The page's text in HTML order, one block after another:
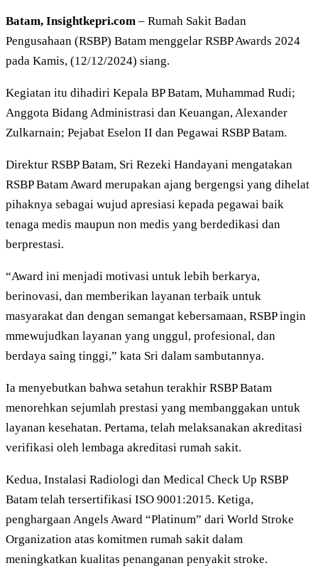
Batam, Insightkepri.com – Rumah Sakit Badan
Pengusahaan (RSBP) Batam menggelar RSBP Awards 2024
pada Kamis, (12/12/2024) siang.
Kegiatan itu dihadiri Kepala BP Batam, Muhammad Rudi;
Anggota Bidang Administrasi dan Keuangan, Alexander
Zulkarnain; Pejabat Eselon II dan Pegawai RSBP Batam.
Direktur RSBP Batam, Sri Rezeki Handayani mengatakan
RSBP Batam Award merupakan ajang bergengsi yang dihelat
pihaknya sebagai wujud apresiasi kepada pegawai baik
tenaga medis maupun non medis yang berdedikasi dan
berprestasi.
“Award ini menjadi motivasi untuk lebih berkarya,
berinovasi, dan memberikan layanan terbaik untuk
masyarakat dan dengan semangat kebersamaan, RSBP ingin
mmewujudkan layanan yang unggul, profesional, dan
berdaya saing tinggi,” kata Sri dalam sambutannya.
Ia menyebutkan bahwa setahun terakhir RSBP Batam
menorehkan sejumlah prestasi yang membanggakan untuk
layanan kesehatan. Pertama, telah melaksanakan akreditasi
verifikasi oleh lembaga akreditasi rumah sakit.
Kedua, Instalasi Radiologi dan Medical Check Up RSBP
Batam telah tersertifikasi ISO 9001:2015. Ketiga,
penghargaan Angels Award “Platinum” dari World Stroke
Organization atas komitmen rumah sakit dalam
meningkatkan kualitas penanganan penyakit stroke.